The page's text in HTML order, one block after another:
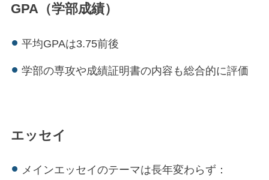
GPA（学部成績）
平均GPAは3.75前後
学部の専攻や成績証明書の内容も総合的に評価
エッセイ
メインエッセイのテーマは長年変わらず：